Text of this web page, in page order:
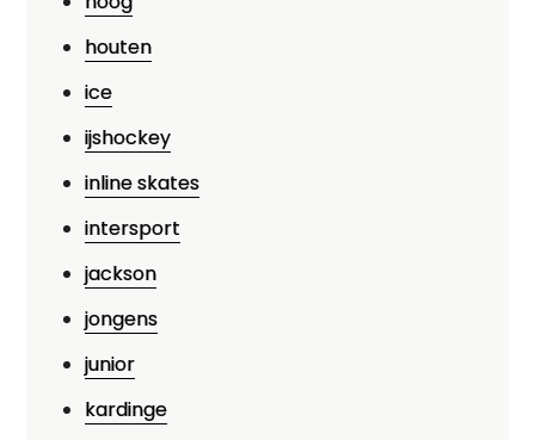
houten
ice
ijshockey
inline skates
intersport
jackson
jongens
junior
kardinge